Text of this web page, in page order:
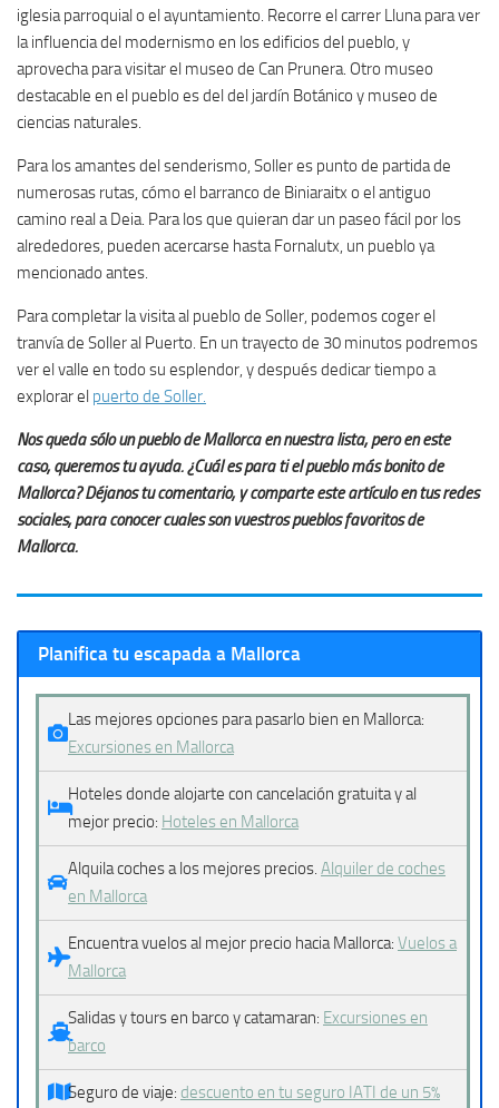
iglesia parroquial o el ayuntamiento. Recorre el carrer Lluna para ver
la influencia del modernismo en los edificios del pueblo, y
aprovecha para visitar el museo de Can Prunera. Otro museo
destacable en el pueblo es del del jardín Botánico y museo de
ciencias naturales.
Para los amantes del senderismo, Soller es punto de partida de
numerosas rutas, cómo el barranco de Biniaraitx o el antiguo
camino real a Deia. Para los que quieran dar un paseo fácil por los
alrededores, pueden acercarse hasta Fornalutx, un pueblo ya
mencionado antes.
Para completar la visita al pueblo de Soller, podemos coger el
tranvía de Soller al Puerto. En un trayecto de 30 minutos podremos
ver el valle en todo su esplendor, y después dedicar tiempo a
explorar el puerto de Soller.
Nos queda sólo un pueblo de Mallorca en nuestra lista, pero en este
caso, queremos tu ayuda. ¿Cuál es para ti el pueblo más bonito de
Mallorca? Déjanos tu comentario, y comparte este artículo en tus redes
sociales, para conocer cuales son vuestros pueblos favoritos de
Mallorca.
Planifica tu escapada a Mallorca
Las mejores opciones para pasarlo bien en Mallorca:
Excursiones en Mallorca
Hoteles donde alojarte con cancelación gratuita y al
mejor precio: Hoteles en Mallorca
Alquila coches a los mejores precios. Alquiler de coches
en Mallorca
Encuentra vuelos al mejor precio hacia Mallorca: Vuelos a
Mallorca
Salidas y tours en barco y catamaran: Excursiones en
barco
Seguro de viaje: descuento en tu seguro IATI de un 5%